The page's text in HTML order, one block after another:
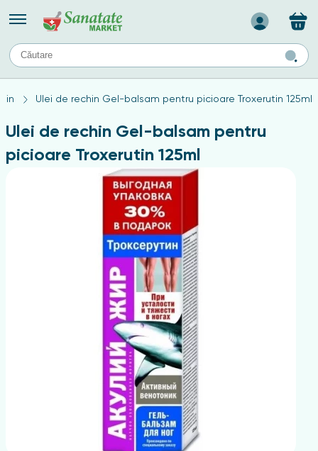
Назад
TIPURI DE TEN
Produse pentru ten mixt
Ten problematic
Produse pentru ten gras
Produse pentru ten sensibil
Ulei de rechin Gel-balsam pentru picioare Troxerutin 125ml
Ulei de rechin Gel-balsam pentru
picioare Troxerutin 125ml